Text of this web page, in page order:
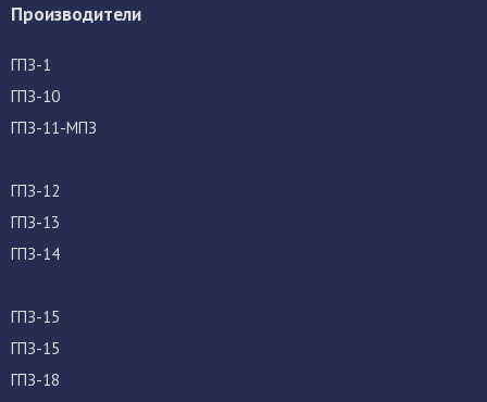
Производители
ГПЗ-1
ГПЗ-10
ГПЗ-11-МПЗ
ГПЗ-12
ГПЗ-13
ГПЗ-14
ГПЗ-15
ГПЗ-15
ГПЗ-18